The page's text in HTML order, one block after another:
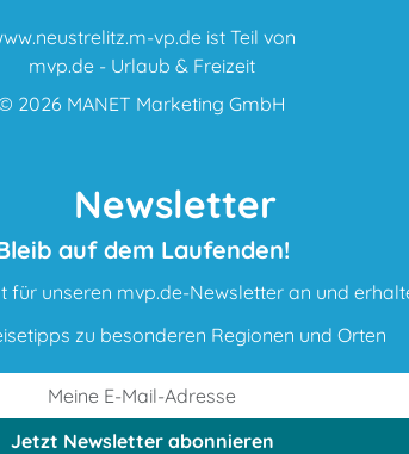
vp.de ist Teil von
mvp.de - Urlaub & Freizeit
2026 MANET Marketing GmbH
Newsletter
auf dem Laufenden!
für unseren mvp.de-Newsletter an und
zu besonderen Regionen und Orten
Jetzt Newsletterabonnieren